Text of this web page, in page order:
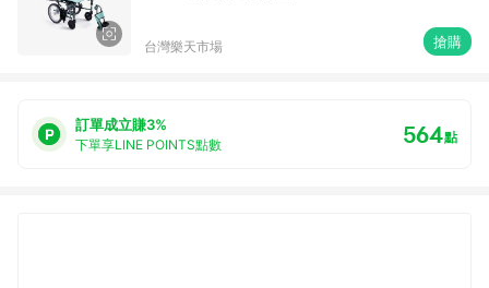
台灣樂天市場 搶購
訂單成立賺3%
下單享LINE POINTS點數 564點